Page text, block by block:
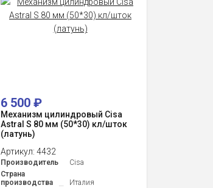
6 500 ₽
Механизм цилиндровый Cisa
Astral S 80 мм (50*30) кл/шток
(латунь)
Артикул: 4432
Производитель
Cisa
Страна
производства
Италия